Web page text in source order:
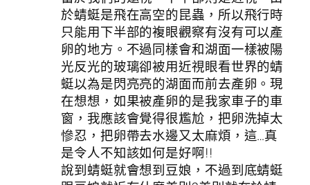
於蜻蜓是飛在高空的昆蟲，所以飛行時
只能用下半部的複眼觀察有沒有可以產
卵的地方。不過同樣會和湖面一樣被陽
光反光的玻璃卻被用近視眼看世界的蜻
蜓以為是閃亮亮的湖面而前去產卵。現
在想想，如果被產卵的是我家車子的車
窗，我應該會覺得很尷尬，把卵洗掉太
慘忍，把卵帶去水邊又太麻煩，這…真
是令人不知該如何是好啊!!
說到蜻蜓就會想到豆娘，不過到底蜻蜓